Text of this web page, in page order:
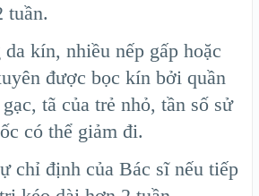
tuần.
kín, nhiều nếp gấp hoặc
được bọc kín bởi quần
tã của trẻ nhỏ, tần số sử
có thể giảm đi.
chỉ định của Bác sĩ nếu tiếp